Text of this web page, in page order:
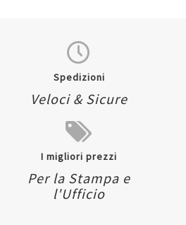
Spedizioni
Veloci & Sicure
I migliori prezzi
Per la Stampa e
l'Ufficio